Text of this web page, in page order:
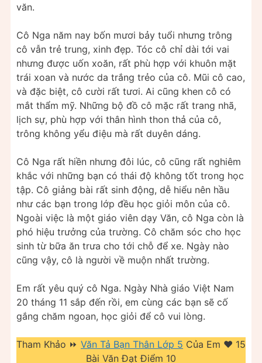
văn.
Cô Nga năm nay bốn mươi bảy tuổi nhưng trông
cô vẫn trẻ trung, xinh đẹp. Tóc cô chỉ dài tới vai
nhưng được uốn xoăn, rất phù hợp với khuôn mặt
trái xoan và nước da trắng trẻo của cô. Mũi cô cao,
và đặc biệt, cô cười rất tươi. Ai cũng khen cô có
mắt thẩm mỹ. Những bộ đồ cô mặc rất trang nhã,
lịch sự, phù hợp với thân hình thon thả của cô,
trông không yểu điệu mà rất duyên dáng.
Cô Nga rất hiền nhưng đôi lúc, cô cũng rất nghiêm
khắc với những bạn có thái độ không tốt trong học
tập. Cô giảng bài rất sinh động, dễ hiểu nên hầu
như các bạn trong lớp đều học giỏi môn của cô.
Ngoài việc là một giáo viên dạy Văn, cô Nga còn là
phó hiệu trưởng của trường. Cô chăm sóc cho học
sinh từ bữa ăn trưa cho tới chỗ để xe. Ngày nào
cũng vậy, cô là người về muộn nhất trường.
Em rất yêu quý cô Nga. Ngày Nhà giáo Việt Nam
20 tháng 11 sắp đến rồi, em cùng các bạn sẽ cố
gắng chăm ngoan, học giỏi để cô vui lòng.
Tham Khảo ⏩ Văn Tả Bạn Thân Lớp 5 Của Em ❤️️ 15
Bài Văn Đạt Điểm 10